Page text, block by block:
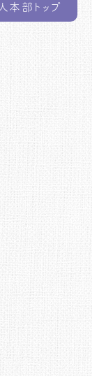
本部トップ